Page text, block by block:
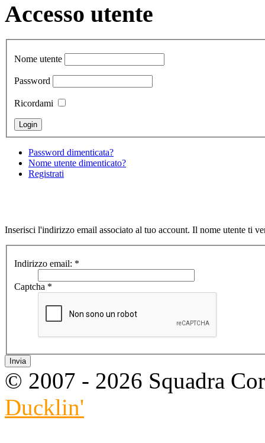
Accesso utente
Nome utente
Password
Ricordami
Password dimenticata?
Nome utente dimenticato?
Registrati
Inserisci l'indirizzo email associato al tuo account. Il nome utente ti
Indirizzo email: *
Captcha *
Invia
© 2007 - 2026 Squadra
Ducklin'